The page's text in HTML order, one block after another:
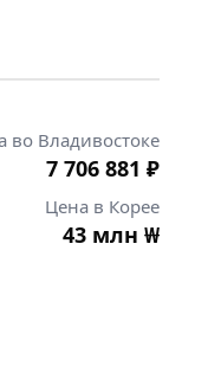
во Владивостоке
7 706 881 ₽
Цена в Корее
43 млн ₩